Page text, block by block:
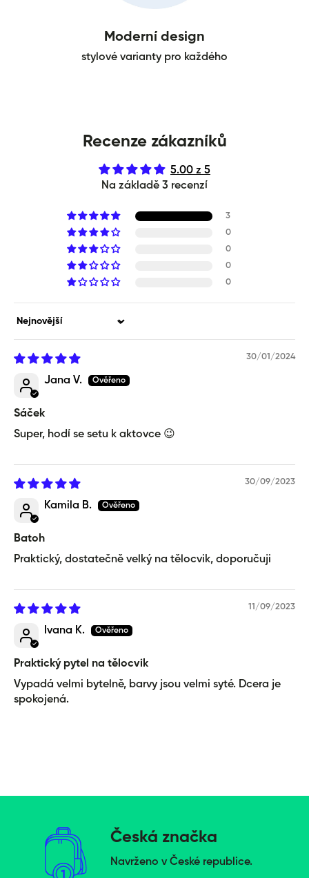
Moderní design
stylové varianty pro každého
Recenze zákazníků
5.00 z 5
Na základě 3 recenzí
3
0
0
0
0
Sort by
30/01/2024
Jana V.
Sáček
Super, hodí se setu k aktovce 😉
30/09/2023
Kamila B.
Batoh
Praktický, dostatečně velký na tělocvik, doporučuji
11/09/2023
Ivana K.
Praktický pytel na tělocvik
Vypadá velmi bytelně, barvy jsou velmi syté. Dcera je
spokojená.
Česká značka
Navrženo v České republice.